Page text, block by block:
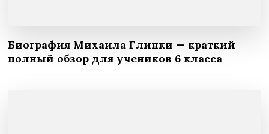
Биография Михаила Глинки — краткий
полный обзор для учеников 6 класса